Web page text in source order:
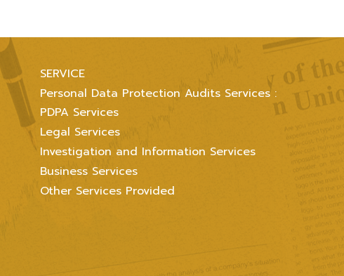
SERVICE
Personal Data Protection Audits Services :
PDPA Services
Legal Services
Investigation and Information Services
Business Services
Other Services Provided